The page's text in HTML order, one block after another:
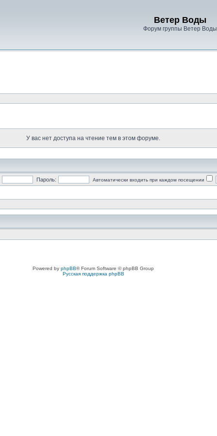
Ветер Воды
Форум группы Ветер Воды
У вас нет доступа на чтение тем в этом форуме.
Пароль: Автоматически входить при каждом посещении
Powered by phpBB® Forum Software © phpBB Group
Русская поддержка phpBB